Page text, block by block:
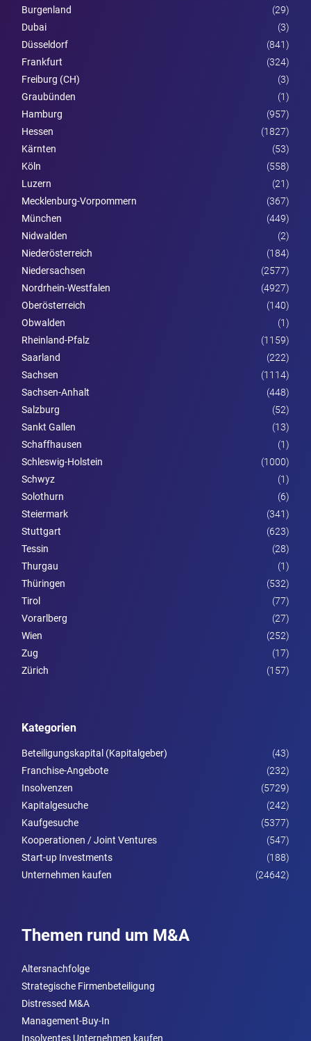
Burgen­land
(29)
Dubai
(3)
Düsseldorf
(841)
Frankfurt
(324)
Freiburg (CH)
(3)
Graubünden
(1)
Hamburg
(957)
Hessen
(1827)
Kärnten
(53)
Köln
(558)
Luzern
(21)
Mecklenburg-Vorpommern
(367)
München
(449)
Nidwalden
(2)
Nieder­österreich
(184)
Niedersachsen
(2577)
Nordrhein-Westfalen
(4927)
Ober­österreich
(140)
Obwalden
(1)
Rheinland-Pfalz
(1159)
Saarland
(222)
Sachsen
(1114)
Sachsen-Anhalt
(448)
Salzburg
(52)
Sankt Gallen
(13)
Schaffhausen
(1)
Schleswig-Holstein
(1000)
Schwyz
(1)
Solothurn
(6)
Steier­mark
(341)
Stuttgart
(623)
Tessin
(28)
Thurgau
(1)
Thüringen
(532)
Tirol
(77)
Vorarl­berg
(27)
Wien
(252)
Zug
(17)
Zürich
(157)
Kategorien
Beteiligungskapital (Kapitalgeber)
(43)
Franchise-Angebote
(232)
Insolvenzen
(5729)
Kapitalgesuche
(242)
Kaufgesuche
(5377)
Kooperationen / Joint Ventures
(547)
Start-up Investments
(188)
Unternehmen kaufen
(24642)
Themen rund um M&A
Altersnachfolge
Strategische Firmenbeteiligung
Distressed M&A
Management-Buy-In
Insolventes Unternehmen kaufen